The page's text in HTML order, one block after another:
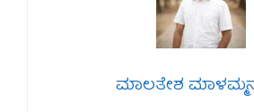
ಮಾಲತೇಶ